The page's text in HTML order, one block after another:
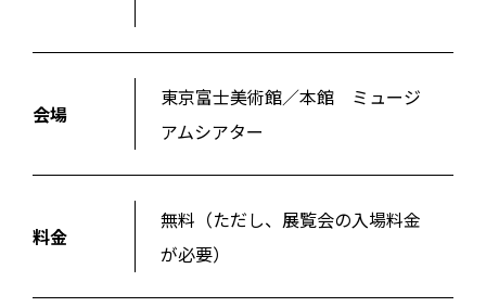
会場
東京富士美術館／本館 ミュージ
アムシアター
料金
無料（ただし、展覧会の入場料金
が必要）